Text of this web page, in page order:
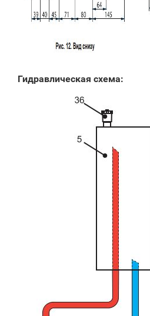
Гидравлическая схема: